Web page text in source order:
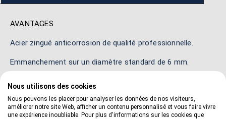
AVANTAGES
Acier zingué anticorrosion de qualité professionnelle.
Emmanchement sur un diamètre standard de 6 mm.
Adaptable sur tous les types de machines portatives.
Mélange la peinture, vernis, lasure, huile ou colle.
Nous utilisons des cookies
Nous pouvons les placer pour analyser les données de nos visiteurs,
améliorer notre site Web, afficher un contenu personnalisé et vous faire vivre
une expérience inoubliable. Pour plus d'informations sur les cookies que